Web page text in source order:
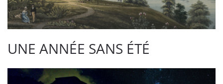
UNE ANNÉE SANS ÉTÉ